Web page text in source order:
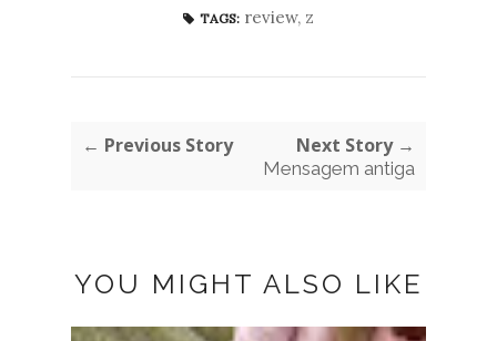
TAGS: review, z
← Previous Story Next Story →
Mensagem antiga
YOU MIGHT ALSO LIKE